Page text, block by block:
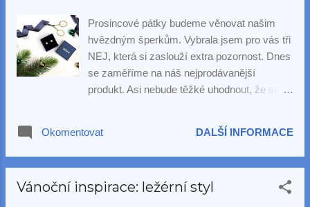
Prosincové pátky budeme věnovat našim
hvězdným šperkům. Vybrala jsem pro vás tři
NEJ, která si zaslouží extra pozornost. Dnes
se zaměříme na náš nejprodávanější
produkt. Asi nebude těžké uhodnout, že se
náušnice jsou v naší nabídce od 1. dne a
jejich obliba neklesá. Tisíce našich zákaznic
bílé perly univerzální. Nemáte-li ještě tento
Okomentovat DALŠÍ INFORMACE
Vánoční inspirace: ležérní styl